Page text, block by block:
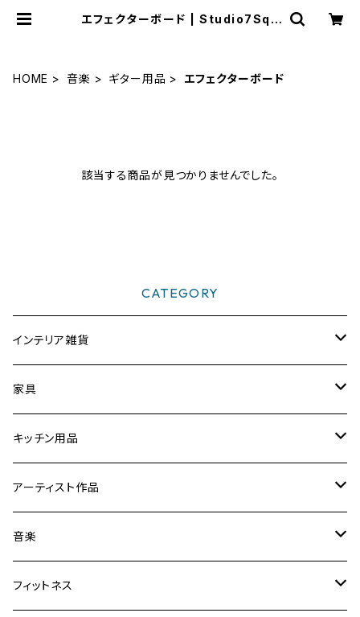
エフェクターボード | Studio7Squ
HOME 音楽 ギター用品 エフェクターボード
該当する商品が見つかりませんでした。
CATEGORY
インテリア雑貨
時計
フォトフレーム／額縁／スタンド
ミラー
置物／オブジェ
文具
家具
スツール
折りたたみ卓球台
音楽関連家具
テーブル
キッチン用品
【まな板削り直し・包丁とぎ】
まな板・カッティングボード
食器
アーティスト作品
Yoshibumi Shinada
彫刻
音楽
ギター用品
フィットネス